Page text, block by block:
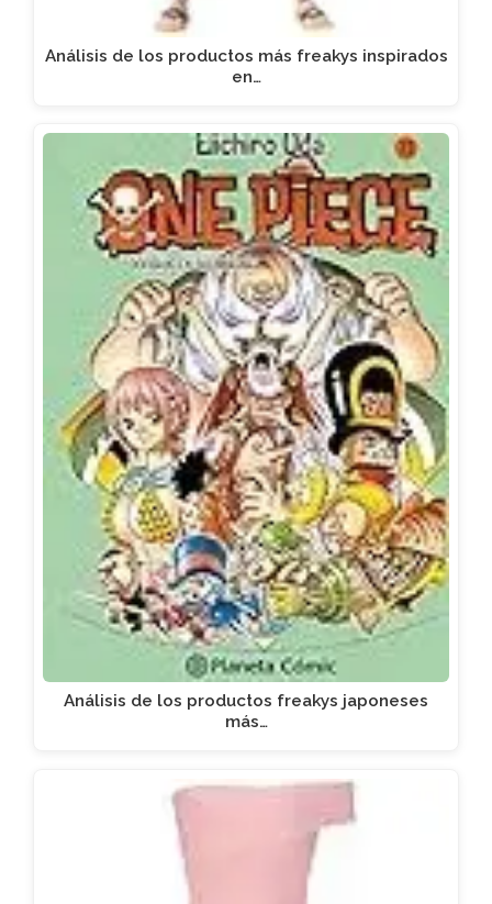
Análisis de los productos más freakys inspirados
en…
Análisis de los productos freakys japoneses
más…